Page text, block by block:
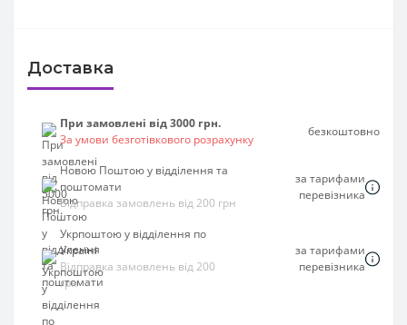
Доставка
При замовлені від 3000 грн.
За умови безготівкового розрахунку
безкоштовно
Новою Поштою у відділення та
поштомати
Відправка замовлень від 200 грн
за тарифами
перевізника
Укрпоштою у відділення по
Україні
Відправка замовлень від 200
грн
за тарифами
перевізника